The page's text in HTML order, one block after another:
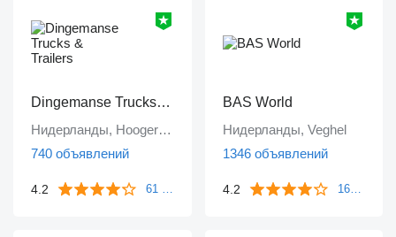
Dingemanse Trucks & Trailers
Нидерланды, Hoogerheide
740 объявлений
4.2 61 отзыв
BAS World
Нидерланды, Veghel
1346 объявлений
4.2 1671 отзыв